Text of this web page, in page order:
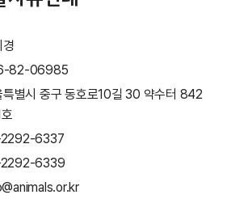
경
82-06985
특별시 중구 동호로10길 30 약수터 842
6337
6339